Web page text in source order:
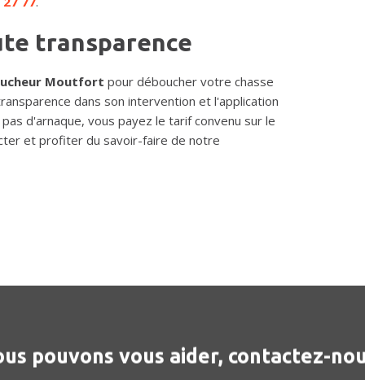
transparence
Moutfort pour déboucher votre chasse
dans son intervention et l'application
pas d'arnaque, vous payez le tarif convenu sur le
et profiter du savoir-faire de notre
pouvons vous aider, contactez-